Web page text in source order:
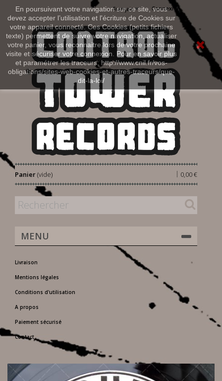
En poursuivant votre navigation sur ce site, vous
devez accepter l’utilisation et l'écriture de Cookies sur
votre appareil connecté. Ces Cookies (petits fichiers
texte) permettent de suivre votre navigation, actualiser
votre panier, vous reconnaitre lors de votre prochaine
visite et sécuriser votre connexion. Pour en savoir plus
et paramétrer les traceurs: http://www.cnil.fr/vos-
obligations/sites-web-cookies-et-autres-traceurs/que-
dit-la-loi/
Connexion
Français
Panier 0,00 €
|
(vide)
MENU
Livraison
Mentions légales
Conditions d'utilisation
A propos
Paiement sécurisé
Contact